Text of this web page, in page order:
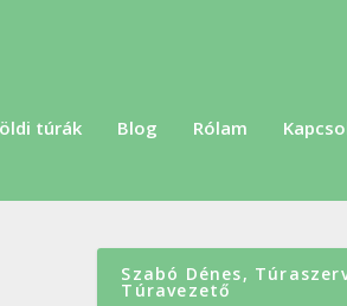
túrák Blog Rólam
Szabó Dénes,
Túravezető